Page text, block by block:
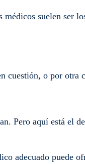
suelen ser
cuestión, o por otra
Pero aquí está el
adecuado puede